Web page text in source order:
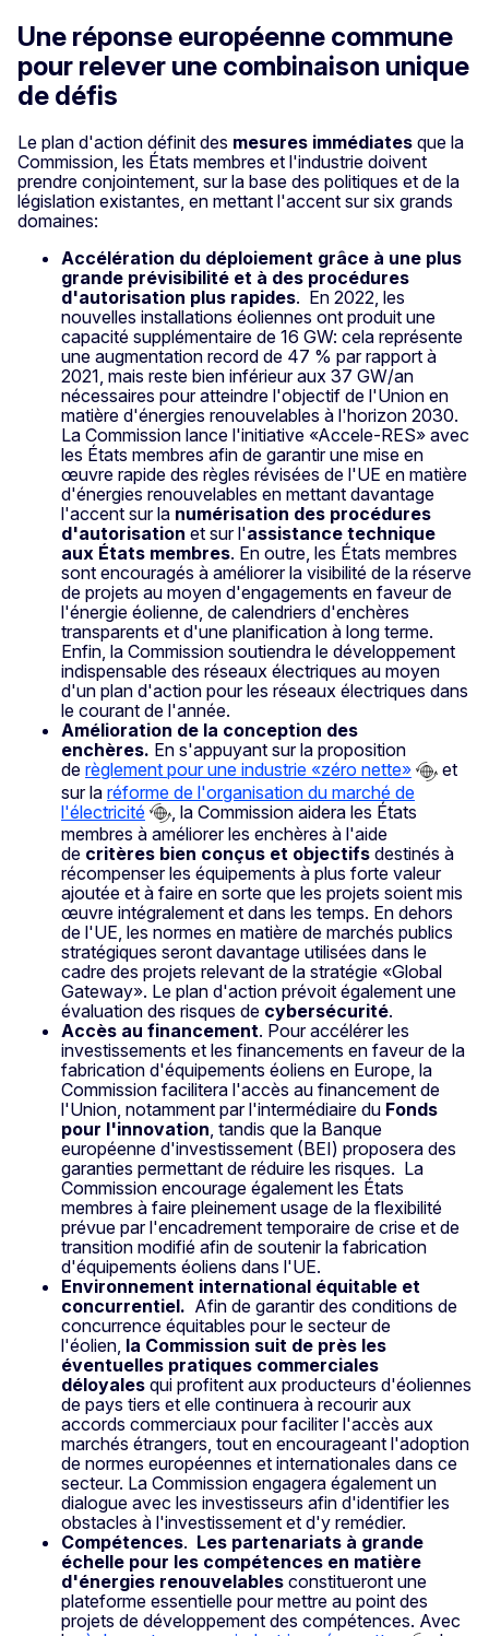
Une réponse européenne commune
pour relever une combinaison unique
de défis
Le plan d'action définit des mesures immédiates que la
Commission, les États membres et l'industrie doivent
prendre conjointement, sur la base des politiques et de la
législation existantes, en mettant l'accent sur six grands
domaines:
Accélération du déploiement grâce à une plus
grande prévisibilité et à des procédures
d'autorisation plus rapides. En 2022, les
nouvelles installations éoliennes ont produit une
capacité supplémentaire de 16 GW: cela représente
une augmentation record de 47 % par rapport à
2021, mais reste bien inférieur aux 37 GW/an
nécessaires pour atteindre l'objectif de l'Union en
matière d'énergies renouvelables à l'horizon 2030.
La Commission lance l'initiative «Accele-RES» avec
les États membres afin de garantir une mise en
œuvre rapide des règles révisées de l'UE en matière
d'énergies renouvelables en mettant davantage
l'accent sur la numérisation des procédures
d'autorisation et sur l'assistance technique
aux États membres. En outre, les États membres
sont encouragés à améliorer la visibilité de la réserve
de projets au moyen d'engagements en faveur de
l'énergie éolienne, de calendriers d'enchères
transparents et d'une planification à long terme.
Enfin, la Commission soutiendra le développement
indispensable des réseaux électriques au moyen
d'un plan d'action pour les réseaux électriques dans
le courant de l'année.
Amélioration de la conception des
enchères. En s'appuyant sur la proposition
de règlement pour une industrie «zéro nette»
et
sur la réforme de l'organisation du marché de
l'électricité
, la Commission aidera les États
membres à améliorer les enchères à l'aide
de critères bien conçus et objectifs destinés à
récompenser les équipements à plus forte valeur
ajoutée et à faire en sorte que les projets soient mis
œuvre intégralement et dans les temps. En dehors
de l'UE, les normes en matière de marchés publics
stratégiques seront davantage utilisées dans le
cadre des projets relevant de la stratégie «Global
Gateway». Le plan d'action prévoit également une
évaluation des risques de cybersécurité.
Accès au financement. Pour accélérer les
investissements et les financements en faveur de la
fabrication d'équipements éoliens en Europe, la
Commission facilitera l'accès au financement de
l'Union, notamment par l'intermédiaire du Fonds
pour l'innovation, tandis que la Banque
européenne d'investissement (BEI) proposera des
garanties permettant de réduire les risques. La
Commission encourage également les États
membres à faire pleinement usage de la flexibilité
prévue par l'encadrement temporaire de crise et de
transition modifié afin de soutenir la fabrication
d'équipements éoliens dans l'UE.
Environnement international équitable et
concurrentiel. Afin de garantir des conditions de
concurrence équitables pour le secteur de
l'éolien, la Commission suit de près les
éventuelles pratiques commerciales
déloyales qui profitent aux producteurs d'éoliennes
de pays tiers et elle continuera à recourir aux
accords commerciaux pour faciliter l'accès aux
marchés étrangers, tout en encourageant l'adoption
de normes européennes et internationales dans ce
secteur. La Commission engagera également un
dialogue avec les investisseurs afin d'identifier les
obstacles à l'investissement et d'y remédier.
Compétences. Les partenariats à grande
échelle pour les compétences en matière
d'énergies renouvelables constitueront une
plateforme essentielle pour mettre au point des
projets de développement des compétences. Avec